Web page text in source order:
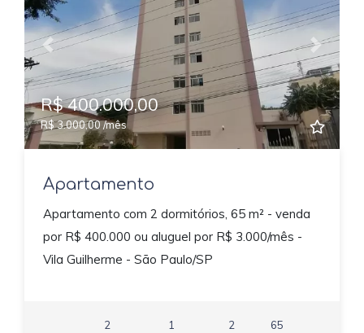
Previous Next
R$ 400.000,00
R$ 3.000,00 /mês
Apartamento
Apartamento com 2 dormitórios, 65 m² - venda
por R$ 400.000 ou aluguel por R$ 3.000/mês -
Vila Guilherme - São Paulo/SP
2
1
2
65